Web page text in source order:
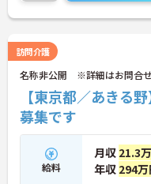
訪問介護
名称非公開 ※詳細はお問合
【東京都／あきる
募集です
給料
月収 21.3
年収 294